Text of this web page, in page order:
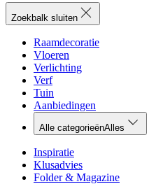
Zoekbalk sluiten
Raamdecoratie
Vloeren
Verlichting
Verf
Tuin
Aanbiedingen
Alle categorieënAlles
Inspiratie
Klusadvies
Folder & Magazine